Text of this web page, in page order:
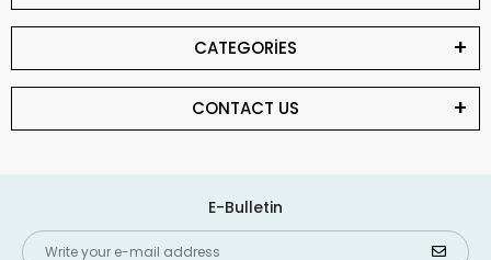
CATEGORİES
CONTACT US
E-Bulletin